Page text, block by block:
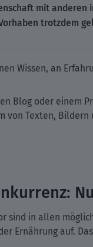
mit
trotzdem
Wissen, an
Blog oder einem
von Texten,
sind in allen
Ernährung auf.